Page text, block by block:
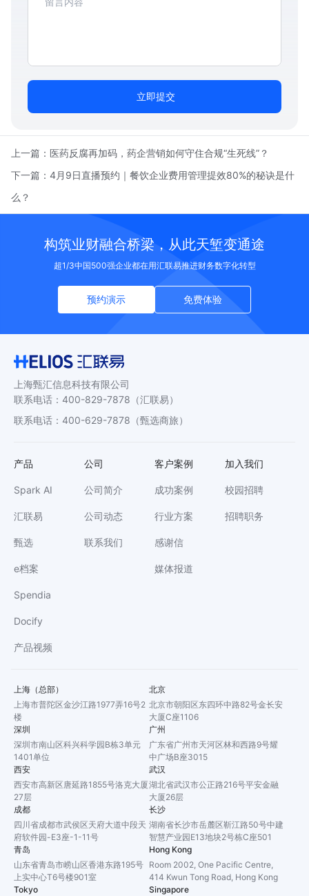
立即提交
上一篇： 医药反腐再加码，药企营销如何守住合规“生死线”？
下一篇： 4月9日直播预约｜餐饮企业费用管理提效80%的秘诀是什
么？
构筑业财融合桥梁，从此天堑变通途
超1/3中国500强企业都在用汇联易推进财务数字化转型
预约演示 免费体验
上海甄汇信息科技有限公司
联系电话 ： 400-829-7878 （汇联易）
联系电话 ： 400-629-7878 （甄选商旅）
产品
Spark AI
汇联易
甄选
e档案
Spendia
Docify
产品视频
公司
公司简介
公司动态
联系我们
客户案例
成功案例
行业方案
感谢信
媒体报道
加入我们
校园招聘
招聘职务
上海（总部）
上海市普陀区金沙江路1977弄16号2
楼
北京
北京市朝阳区东四环中路82号金长安
大厦C座1106
深圳
深圳市南山区科兴科学园B栋3单元
1401单位
广州
广东省广州市天河区林和西路9号耀
中广场B座3015
西安
西安市高新区唐延路1855号洛克大厦
27层
武汉
湖北省武汉市公正路216号平安金融
大厦26层
成都
四川省成都市武侯区天府大道中段天
府软件园-E3座-1-11号
长沙
湖南省长沙市岳麓区靳江路50号中建
智慧产业园E13地块2号栋C座501
青岛
山东省青岛市崂山区香港东路195号
上实中心T6号楼901室
Hong Kong
Room 2002, One Pacific Centre,
414 Kwun Tong Road, Hong Kong
Tokyo
Singapore